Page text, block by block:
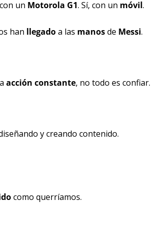
con un Motorola G1. Sí, con un móvil.
han llegado a las manos de Messi.
acción constante, no todo es confiar.
y creando contenido.
como querríamos.